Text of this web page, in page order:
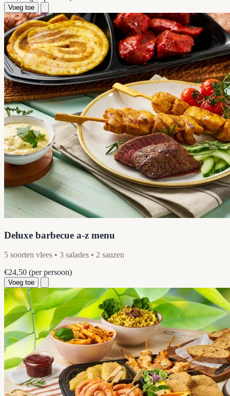
Voeg toe
Deluxe barbecue a-z menu
5 soorten vlees • 3 salades • 2 sauzen
€24,50 (per persoon)
Voeg toe